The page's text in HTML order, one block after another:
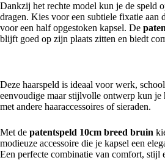
Dankzij het rechte model kun je de speld
dragen. Kies voor een subtiele fixatie aan
voor een half opgestoken kapsel. De
blijft goed op zijn plaats zitten en biedt
Deze haarspeld is ideaal voor werk,
eenvoudige maar stijlvolle ontwerp kun je
met andere haaraccessoires of sieraden.
Met de patentspeld 10cm breed bruin
modieuze accessoire die je kapsel een
Een perfecte combinatie van comfort, stijl